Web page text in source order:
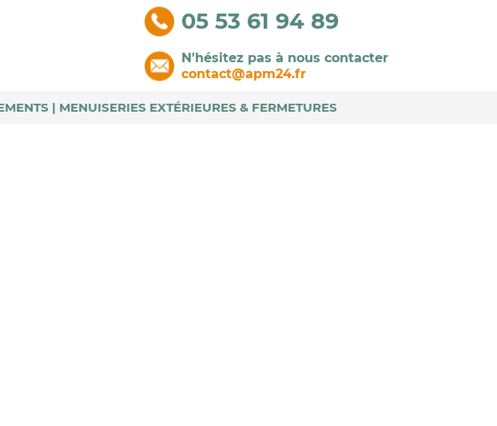
05 53 61 94 89
N'hésitez pas à nous contacter
contact@apm24.fr
MENUISERIES EXTÉRIEURES & FERMETURES